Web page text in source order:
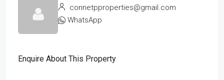
connetpproperties@gmail.com
WhatsApp
Enquire About This Property